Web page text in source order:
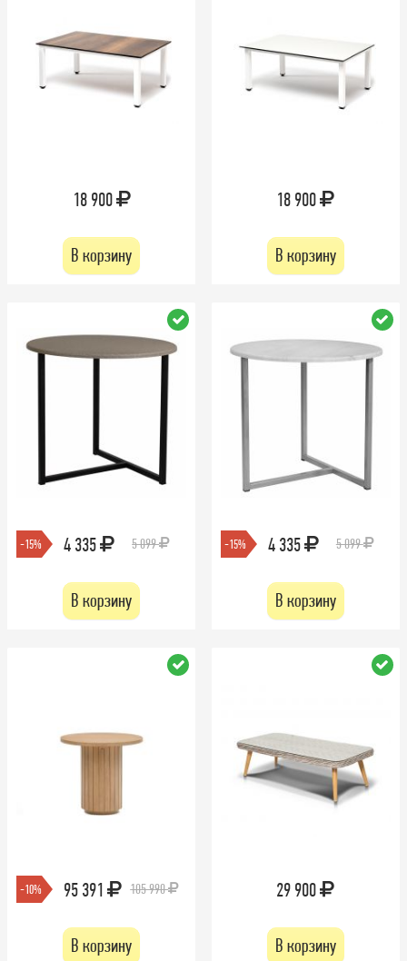
18 900
В корзину
18 900
В корзину
-15% 4 335 5 099
В корзину
-15% 4 335 5 099
В корзину
-10% 95 391 105 990
В корзину
29 900
В корзину